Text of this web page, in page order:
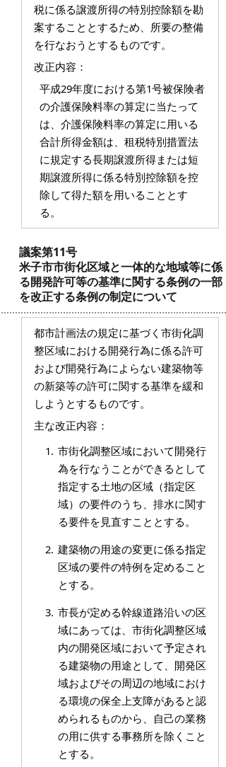
税に係る譲渡所得の特別控除額を勘
案することとするため、所要の整備
を行なおうとするものです。
改正内容：
平成29年度における第1号被保険者
の介護保険料率の算定に当たって
は、介護保険料率の算定に用いる
合計所得金額は、租税特別措置法
に規定する長期譲渡所得または短
期譲渡所得に係る特別控除額を控
除して得た額を用いることとす
る。
議案第11号
米子市市街化区域と一体的な地域等に係
る開発許可等の基準に関する条例の一部
を改正する条例の制定について
都市計画法の規定に基づく市街化調
整区域における開発行為に係る許可
および開発行為によらない建築物等
の新築等の許可に関する基準を緩和
しようとするものです。
主な改正内容：
市街化調整区域において開発行
為を行なうことができるとして
指定する土地の区域（指定区
域）の要件のうち、排水に関す
る要件を見直すこととする。
建築物の用途の変更に係る指定
区域の要件の特例を定めること
とする。
市長が定める幹線道路沿いの区
域にあっては、市街化調整区域
内の開発区域において予定され
る建築物の用途として、開発区
域およびその周辺の地域におけ
る環境の保全上支障があると認
められるものから、自己の業務
の用に供する事務所を除くこと
とする。